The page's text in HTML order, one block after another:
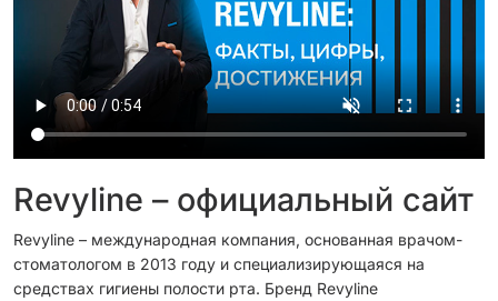
Revyline – официальный сайт
Revyline – международная компания, основанная врачом-
стоматологом в 2013 году и специализирующаяся на
средствах гигиены полости рта. Бренд Revyline